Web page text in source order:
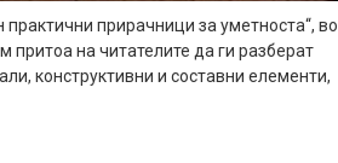
прирачници за уметноста“, во
притоа на читателите да ги разберат
конструктивни и составни елементи,